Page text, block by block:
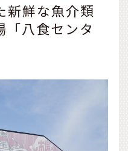
新鮮な魚介類
「八食センタ